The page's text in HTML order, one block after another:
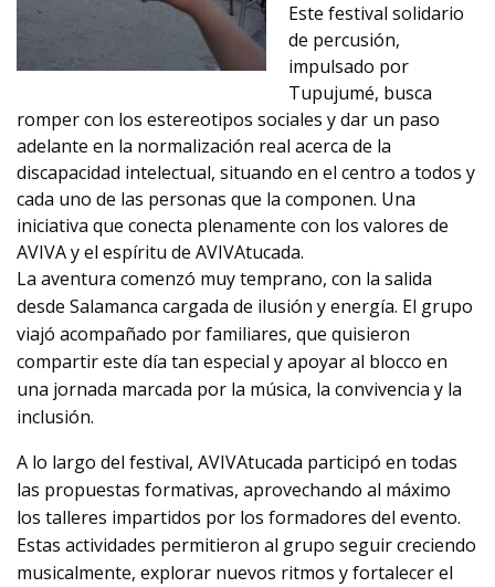
Este festival solidario
de percusión,
impulsado por
Tupujumé, busca
romper con los estereotipos sociales y dar un paso
adelante en la normalización real acerca de la
discapacidad intelectual, situando en el centro a todos y
cada uno de las personas que la componen. Una
iniciativa que conecta plenamente con los valores de
AVIVA y el espíritu de AVIVAtucada.
La aventura comenzó muy temprano, con la salida
desde Salamanca cargada de ilusión y energía. El grupo
viajó acompañado por familiares, que quisieron
compartir este día tan especial y apoyar al blocco en
una jornada marcada por la música, la convivencia y la
inclusión.
A lo largo del festival, AVIVAtucada participó en todas
las propuestas formativas, aprovechando al máximo
los talleres impartidos por los formadores del evento.
Estas actividades permitieron al grupo seguir creciendo
musicalmente, explorar nuevos ritmos y fortalecer el